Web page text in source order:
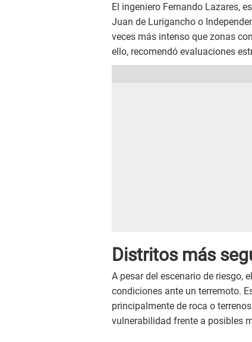
El ingeniero Fernando Lazares,
Juan de Lurigancho o
veces más intenso que zonas
ello, recomendó evaluaciones
Distritos más
A pesar del escenario de riesgo,
condiciones ante un terremoto.
principalmente de roca o
vulnerabilidad frente a posibles